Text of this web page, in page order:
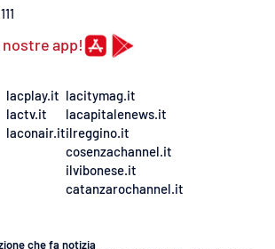
app!
lacplay.it
lactv.it
laconair.it
lacitymag.it
lacapitalenews.it
ilreggino.it
cosenzachannel.it
ilvibonese.it
catanzarochannel.it
che fa notizia